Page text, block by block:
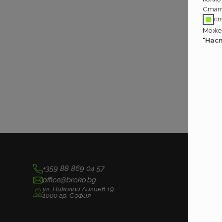
+359 88 869 04 57
office@broko.bg
ул. Николай Лилиев 19
1000 гр. София